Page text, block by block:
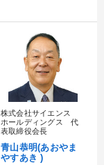
株式会社サイエンス
ホールディングス 代
表取締役会長
青山恭明(あおやま
やすあき )